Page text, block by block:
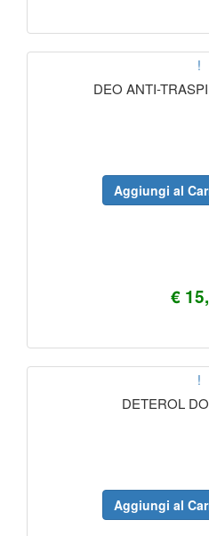
!
DEO ANTI-
€
Aggiungi al
!
DETEROL
Aggiungi al